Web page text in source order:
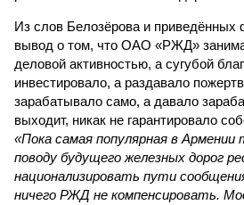
Из слов Белозёрова и приведённых
вывод о том, что ОАО «РЖД»
деловой активностью, а сугубой
инвестировало, а раздавало
зарабатывало само, а давало
выходит, никак не гарантировало
«Пока самая популярная в Армении
поводу будущего железных дорог
национализировать пути
ничего РЖД не компенсировать.